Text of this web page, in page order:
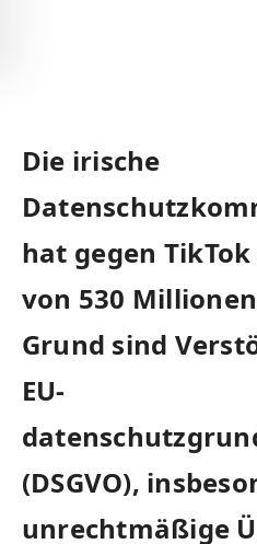
Die irische
hat⁢ gegen⁤
von 530
Grund sind
EU-
(DSGVO),
unrechtmäßige​